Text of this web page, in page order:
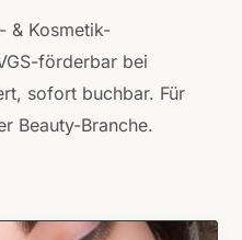
& Kosmetik-
förderbar bei
sofort buchbar. Für
Beauty-Branche.